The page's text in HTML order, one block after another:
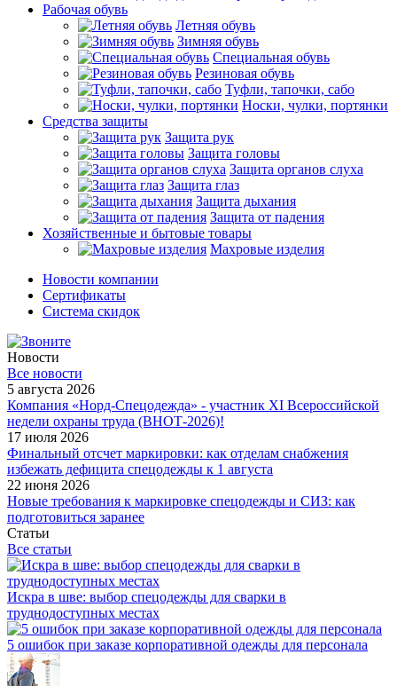
Рабочая обувь
Летняя обувь
Зимняя обувь
Специальная обувь
Резиновая обувь
Туфли, тапочки, сабо
Носки, чулки, портянки
Средства защиты
Защита рук
Защита головы
Защита органов слуха
Защита глаз
Защита дыхания
Защита от падения
Хозяйственные и бытовые товары
Махровые изделия
Новости компании
Cертификаты
Система скидок
Новости
Все новости
5 августа 2026
Компания «Норд-Спецодежда» - участник XI Всероссийской
недели охраны труда (ВНОТ-2026)!
17 июля 2026
Финальный отсчет маркировки: как отделам снабжения
избежать дефицита спецодежды к 1 августа
22 июня 2026
Новые требования к маркировке спецодежды и СИЗ: как
подготовиться заранее
Статьи
Все статьи
Искра в шве: выбор спецодежды для сварки в
труднодоступных местах
5 ошибок при заказе корпоративной одежды для персонала